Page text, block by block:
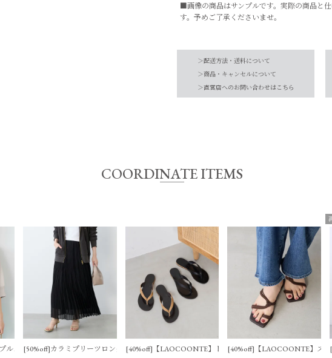
■画像の商品はサンプルです。実際の商品と
す。予めご了承くださいませ。
品番
0326110047
牛革
-
ポーチ
33㎝ 34㎝
【お届け希望日につきまして】
＞配送方法・送料について
＞商品・キャンセルについて
＞直営店へのお問い合わせはこちら
COORDINATE ITEMS
ルオーバー
[50%off]カラミプリーツロングスカート[40%off]【LAOCOONTE】トングサンダル-India
[40%off]【LAOCOONTE】ス